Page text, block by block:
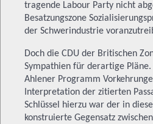
tragende Labour Party nicht
Besatzungszone
der Schwerindustrie
Doch die CDU der Britischen
Sympathien für derartige
Ahlener Programm
Interpretation der zitierten
Schlüssel hierzu war der in
konstruierte Gegensatz